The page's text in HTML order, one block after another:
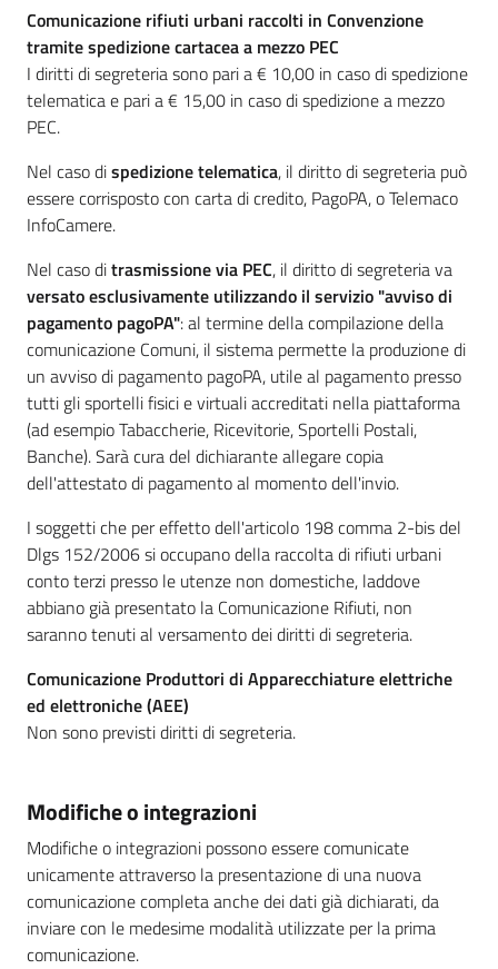
Comunicazione rifiuti urbani raccolti in Convenzione
tramite spedizione cartacea a mezzo PEC
I diritti di segreteria sono pari a € 10,00 in caso di spedizione
telematica e pari a € 15,00 in caso di spedizione a mezzo
PEC.
Nel caso dispedizione telematica, il diritto di segreteria può
essere corrisposto con carta di credito, PagoPA, o Telemaco
InfoCamere.
Nel caso ditrasmissione via PEC, il diritto di segreteria va
versato esclusivamente utilizzando il servizio "avviso di
pagamento pagoPA": al termine della compilazione della
comunicazione Comuni, il sistema permette la produzione di
un avviso di pagamento pagoPA, utile al pagamento presso
tutti gli sportelli fisici e virtuali accreditati nella piattaforma
(ad esempio Tabaccherie, Ricevitorie, Sportelli Postali,
Banche). Sarà cura del dichiarante allegare copia
dell'attestato di pagamento al momento dell'invio.
I soggetti che per effetto dell'articolo 198 comma 2-bis del
Dlgs 152/2006 si occupano della raccolta di rifiuti urbani
conto terzi presso le utenze non domestiche, laddove
abbiano già presentato la Comunicazione Rifiuti, non
saranno tenuti al versamento dei diritti di segreteria.
Comunicazione Produttori di Apparecchiature elettriche
ed elettroniche (AEE)
Non sono previsti diritti di segreteria.
Modifiche o integrazioni
Modifiche o integrazioni possono essere comunicate
unicamente attraverso la presentazione di una nuova
comunicazione completa anche dei dati già dichiarati, da
inviare con le medesime modalità utilizzate per la prima
comunicazione.